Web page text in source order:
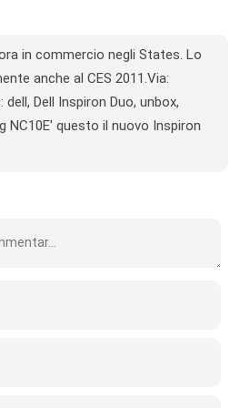
in commercio negli States. Lo
anche al CES 2011.Via:
Dell Inspiron Duo, unbox,
NC10E' questo il nuovo Inspiron